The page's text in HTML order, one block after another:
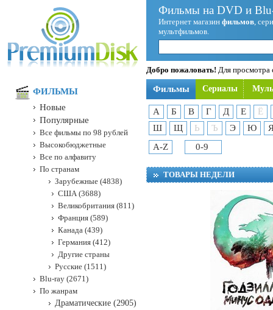
Фильмы на DVD и
Интернет магазин фильмов,
мультфильмов.
Добро пожаловать! Для просмотра
Фильмы Сериалы
А Б В Г Д Е
Ё
Ш
Щ Ь Ъ Э Ю
A-Z
0-9
ТОВАРЫ НЕДЕЛИ
ФИЛЬМЫ
Новые
Популярные
Все фильмы по 98 рублей
Высокобюджетные
Все по алфавиту
По странам
Зарубежные (4838)
США (3688)
Великобритания (811)
Франция (589)
Канада (439)
Германия (412)
Другие страны
Русские (1511)
Blu-ray (2671)
По жанрам
Драматические (2905)